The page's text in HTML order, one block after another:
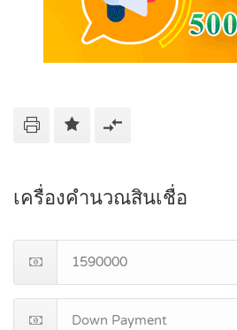
เครื่องคำนวณสินเชื่อ